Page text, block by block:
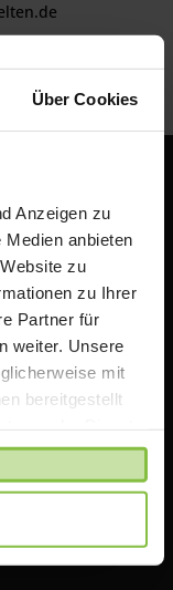
Über Cookies
Anzeigen zu
anbieten
zu
zu Ihrer
Partner für
weiter. Unsere
mit
bereitgestellt